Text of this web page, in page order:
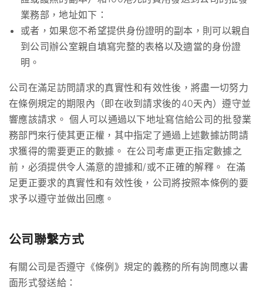
業務部，地址如下：
或者，如果您不希望提供身份證明的副本，則可以親自
到公司辦公室親自填寫完整的表格以及適當的身份證
明。
公司在滿足訪問請求的真實性和有效性後，將盡一切努力
在條例規定的期限內（即在收到請求後的40天內）遵守並
響應該請求。 個人可以通過以下地址寫信給公司的批發業
務部門來行使其更正權，其中指定了通過上述數據訪問請
求獲得的需要更正的數據。 在公司考慮更正指定數據之
前，必須提供令人滿意的證據和/或不正確的解釋。 在滿
足更正要求的真實性和有效性後，公司將按照本條例的要
求予以遵守並做出回應。
公司聯繫方式
有關公司是否遵守《條例》規定的義務的所有詢問應以書
面形式發送給：